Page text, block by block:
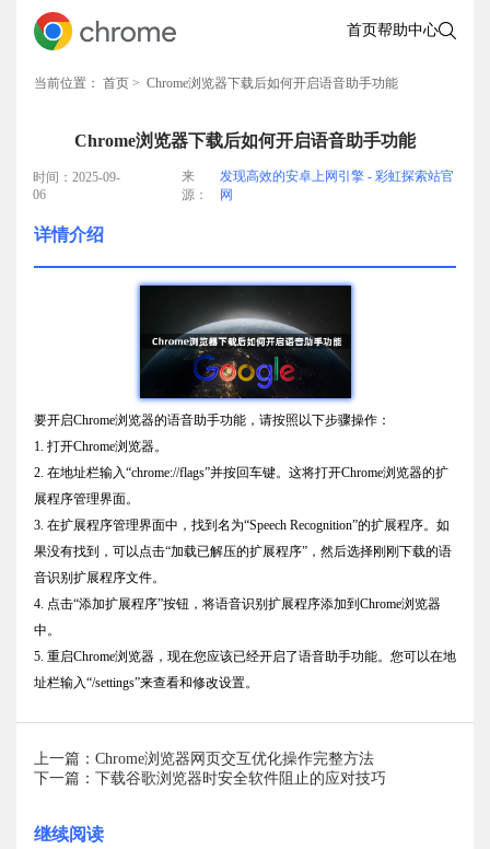
首页帮助中心
当前位置： 首页 > Chrome浏览器下载后如何开启语音助手功能
Chrome浏览器下载后如何开启语音助手功能
时间：2025-09-
06
来
源：
发现高效的安卓上网引擎 - 彩虹探索站官
网
详情介绍
要开启Chrome浏览器的语音助手功能，请按照以下步骤操作：
1. 打开Chrome浏览器。
2. 在地址栏输入“chrome://flags”并按回车键。这将打开Chrome浏览器的扩
展程序管理界面。
3. 在扩展程序管理界面中，找到名为“Speech Recognition”的扩展程序。如
果没有找到，可以点击“加载已解压的扩展程序”，然后选择刚刚下载的语
音识别扩展程序文件。
4. 点击“添加扩展程序”按钮，将语音识别扩展程序添加到Chrome浏览器
中。
5. 重启Chrome浏览器，现在您应该已经开启了语音助手功能。您可以在地
址栏输入“/settings”来查看和修改设置。
上一篇：Chrome浏览器网页交互优化操作完整方法
下一篇：下载谷歌浏览器时安全软件阻止的应对技巧
继续阅读